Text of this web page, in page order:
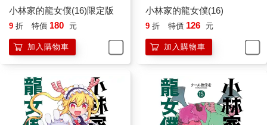
小林家的龍女僕(16)限定版
9 折 特價 180 元
加入購物車
小林家的龍女僕(16)
9 折 特價 126 元
加入購物車